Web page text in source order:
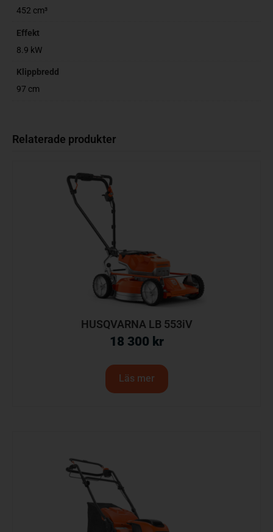
452 cm³
Effekt
8.9 kW
Klippbredd
97 cm
Relaterade produkter
HUSQVARNA LB 553iV
18 300 kr
Läs mer